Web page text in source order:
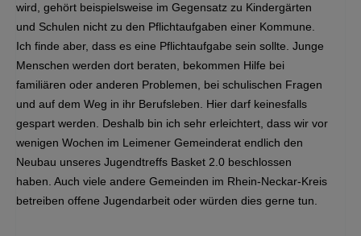
wird, gehört beispielsweise im Gegensatz zu Kindergärten
und Schulen nicht zu den Pflichtaufgaben einer Kommune.
Ich finde aber, dass es eine Pflichtaufgabe sein sollte. Junge
Menschen werden dort beraten, bekommen Hilfe bei
familiären oder anderen Problemen, bei schulischen Fragen
und auf dem Weg in ihr Berufsleben. Hier darf keinesfalls
gespart werden. Deshalb bin ich sehr erleichtert, dass wir vor
wenigen Wochen im Leimener Gemeinderat endlich den
Neubau unseres Jugendtreffs Basket 2.0 beschlossen
haben. Auch viele andere Gemeinden im Rhein-Neckar-Kreis
betreiben offene Jugendarbeit oder würden dies gerne tun.